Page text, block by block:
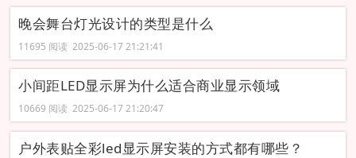
晚会舞台灯光设计的类型是什么
11695 阅读 2025-06-17 21:21:41
小间距LED显示屏为什么适合商业显示领域
10669 阅读 2025-06-17 21:20:47
户外表贴全彩led显示屏安装的方式都有哪些？